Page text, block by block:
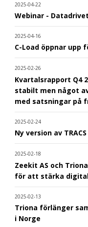
2025-04-22
Webinar -
2025-04-16
C-Load öppnar upp
2025-02-26
Kvartalsrapport Q4
stabilt men något
med satsningar på
2025-02-24
Ny version av
2025-02-18
Zeekit AS och
för att stärka
2025-02-13
Triona förlänger
i Norge